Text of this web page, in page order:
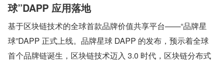
球”DAPP 应用落地
基于区块链技术的全球首款品牌价值共享平台——“品牌星
球”DAPP 正式上线。品牌星球 DAPP 的发布，预示着全球
首个品牌链诞生，区块链技术迈入 3.0 时代，区块链分布式